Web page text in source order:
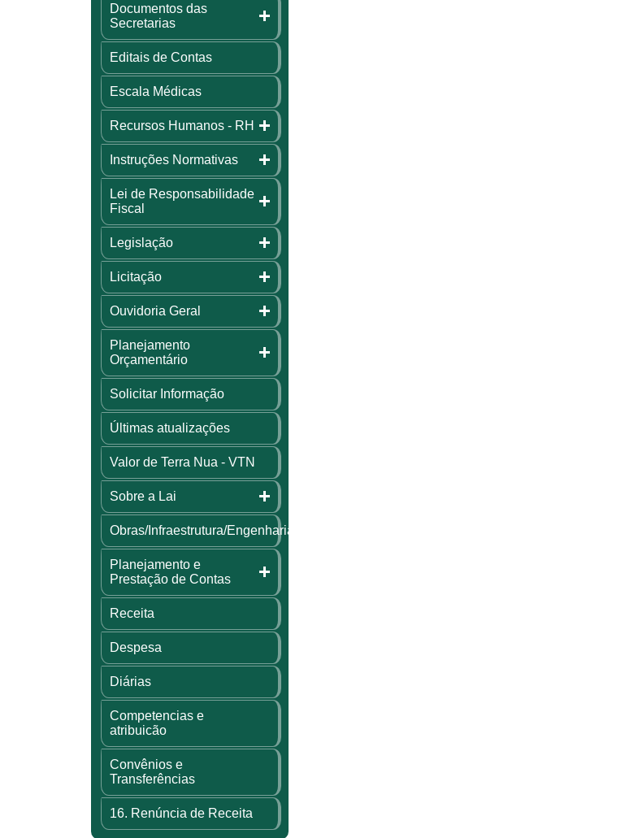
Documentos das
Secretarias
Editais de Contas
Escala Médicas
Recursos Humanos - RH
Instruções Normativas
Lei de Responsabilidade
Fiscal
Legislação
Licitação
Ouvidoria Geral
Planejamento
Orçamentário
Solicitar Informação
Últimas atualizações
Valor de Terra Nua - VTN
Sobre a Lai
Obras/Infraestrutura/Engenharia
Planejamento e
Prestação de Contas
Receita
Despesa
Diárias
Competencias e
atribuicão
Convênios e
Transferências
16. Renúncia de Receita